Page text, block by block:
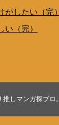
がしたい（完）
い（完）
推しマンガ探ブロ。